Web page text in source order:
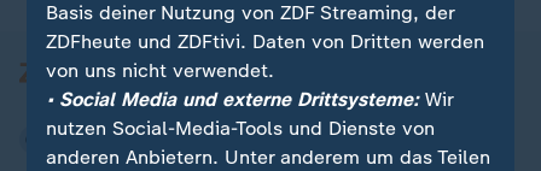
Basis deiner Nutzung von ZDF Streaming, der
ZDFheute und ZDFtivi. Daten von Dritten werden
von uns nicht verwendet.
• Social Media und externe Drittsysteme:Wir
nutzen Social-Media-Tools und Dienste von
anderen Anbietern. Unter anderem um das Teilen